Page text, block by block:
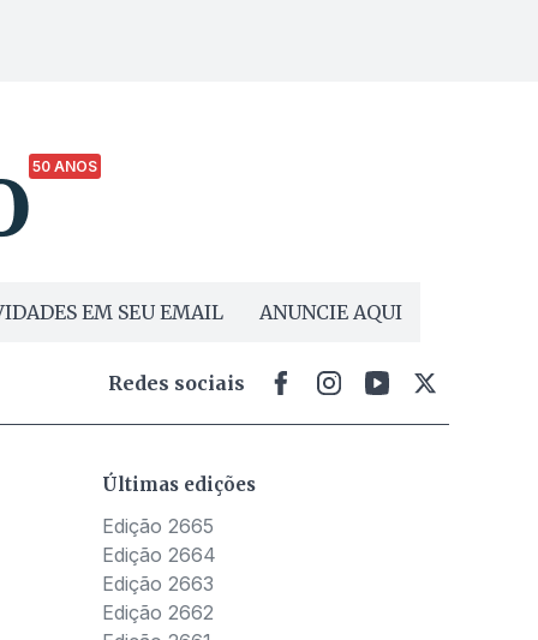
50 ANOS
EM SEU EMAIL ANUNCIE AQUI
Redes sociais
Últimas edições
Edição 2665
Edição 2664
Edição 2663
Edição 2662